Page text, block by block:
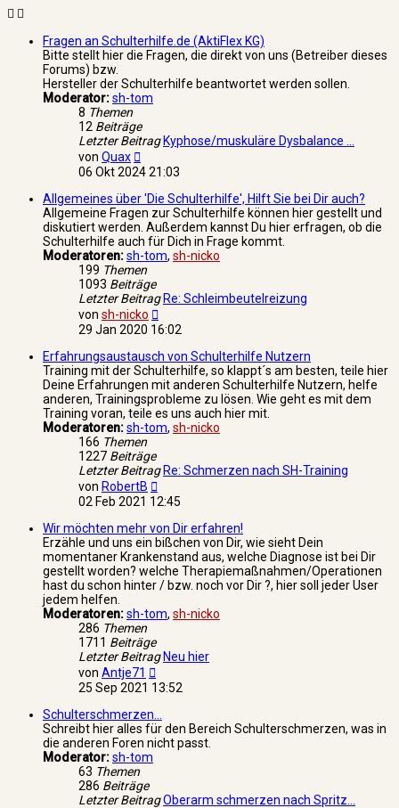
Fragen an Schulterhilfe.de (AktiFlex KG)
Bitte stellt hier die Fragen, die direkt von uns (Betreiber dieses
Forums) bzw.
Hersteller der Schulterhilfe beantwortet werden sollen.
Moderator:sh-tom
8 Themen
12 Beiträge
Letzter Beitrag Kyphose/muskuläre Dysbalance …
von Quax
Beitrag
06 Okt 2024 21:03
Allgemeines über 'Die Schulterhilfe', Hilft Sie bei Dir auch?
Allgemeine Fragen zur Schulterhilfe können hier gestellt und
diskutiert werden. Außerdem kannst Du hier erfragen, ob die
Schulterhilfe auch für Dich in Frage kommt.
Moderatoren:sh-tom, sh-nicko
199 Themen
1093 Beiträge
Letzter Beitrag Re: Schleimbeutelreizung
von sh-nicko
Beitrag
29 Jan 2020 16:02
Erfahrungsaustausch von Schulterhilfe Nutzern
Training mit der Schulterhilfe, so klappt´s am besten, teile hier
Deine Erfahrungen mit anderen Schulterhilfe Nutzern, helfe
anderen, Trainingsprobleme zu lösen. Wie geht es mit dem
Training voran, teile es uns auch hier mit.
Moderatoren:sh-tom, sh-nicko
166 Themen
1227 Beiträge
Letzter Beitrag Re: Schmerzen nach SH-Training
von RobertB
Beitrag
02 Feb 2021 12:45
Wir möchten mehr von Dir erfahren!
Erzähle und uns ein bißchen von Dir, wie sieht Dein
momentaner Krankenstand aus, welche Diagnose ist bei Dir
gestellt worden? welche Therapiemaßnahmen/Operationen
hast du schon hinter / bzw. noch vor Dir ?, hier soll jeder User
jedem helfen.
Moderatoren:sh-tom, sh-nicko
286 Themen
1711 Beiträge
Letzter Beitrag Neu hier
von Antje71
Beitrag
25 Sep 2021 13:52
Schulterschmerzen...
Schreibt hier alles für den Bereich Schulterschmerzen, was in
die anderen Foren nicht passt.
Moderator:sh-tom
63 Themen
286 Beiträge
Letzter BeitragOberarm schmerzen nach Spritz…